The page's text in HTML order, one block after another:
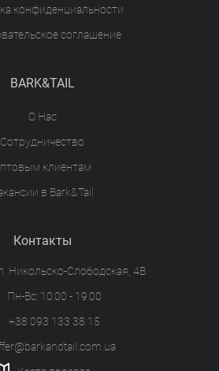
конфиденциальности
соглашение
BARK&TAIL
О Нас
Сотрудничество
клиентам
в Bark&Tail
Контакты
Никольско-Слободская, 4В
Пн-Вс: 10:00 - 19:00
+38 093 133 38 15